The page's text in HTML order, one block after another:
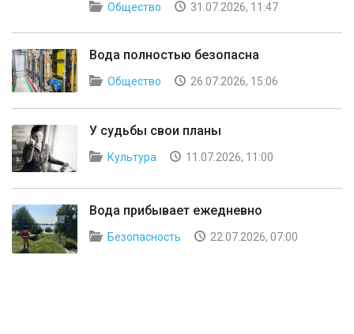
Общество 31.07.2026, 11:47
Вода полностью безопасна
Общество 26.07.2026, 15:06
У судьбы свои планы
Культура 11.07.2026, 11:00
Вода прибывает ежедневно
Безопасность 22.07.2026, 07:00